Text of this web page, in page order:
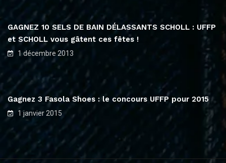
GAGNEZ 10 SELS DE BAIN DÉLASSANTS SCHOLL : UFFP
et SCHOLL vous gâtent ces fêtes !
1 décembre 2013
Gagnez 3 Fasola Shoes : le concours UFFP pour 2015
1 janvier 2015